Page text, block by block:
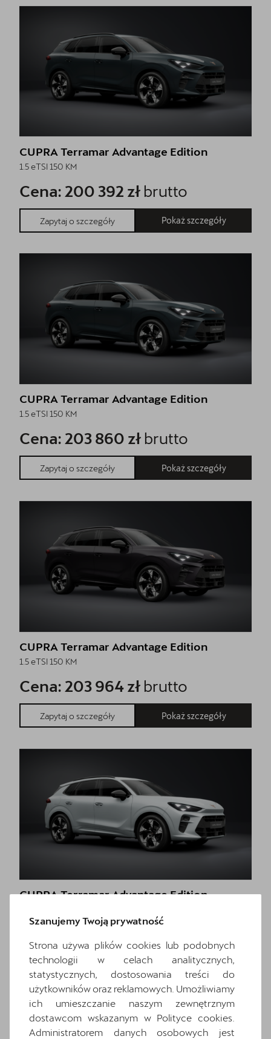
CUPRA Terramar Advantage Edition
1.5 eTSI 150 KM
Cena: 200 392 zł brutto
Zapytaj o szczegóły Pokaż szczegóły
CUPRA Terramar Advantage Edition
1.5 eTSI 150 KM
Cena: 203 860 zł brutto
Zapytaj o szczegóły Pokaż szczegóły
CUPRA Terramar Advantage Edition
1.5 eTSI 150 KM
Cena: 203 964 zł brutto
Zapytaj o szczegóły Pokaż szczegóły
CUPRA Terramar Advantage Edition
Zapytaj o szczegóły Pokaż szczegóły
Szanujemy Twoją prywatność
Strona używa plików cookies lub podobnych
technologii w celach analitycznych,
statystycznych, dostosowania treści do
użytkowników oraz reklamowych. Umożliwiamy
ich umieszczanie naszym zewnętrznym
dostawcom wskazanym w Polityce cookies.
Administratorem danych osobowych jest